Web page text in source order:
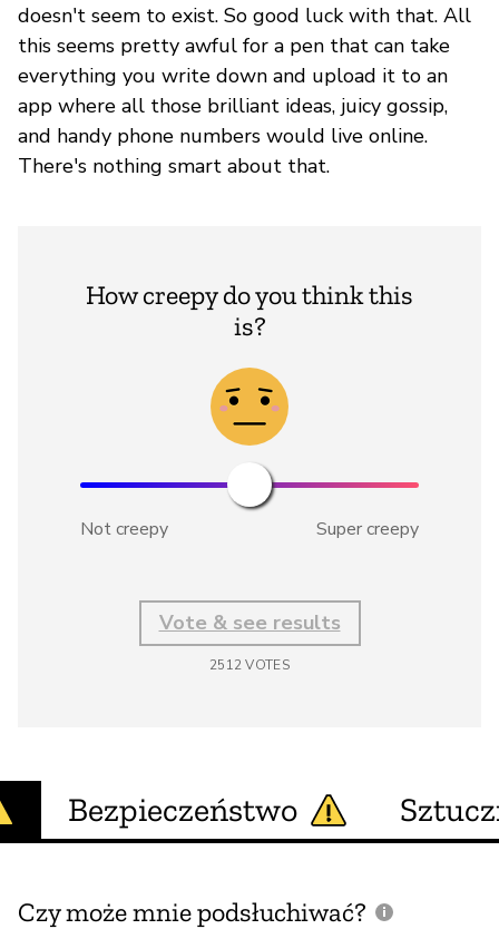
doesn't seem to exist. So good luck with that. All
this seems pretty awful for a pen that can take
everything you write down and upload it to an
app where all those brilliant ideas, juicy gossip,
and handy phone numbers would live online.
There's nothing smart about that.
How creepy do you think this
is?
Not creepy Super creepy
Vote & see results
2512VOTES
Bezpieczeństwo
Czy może mnie podsłuchiwać?